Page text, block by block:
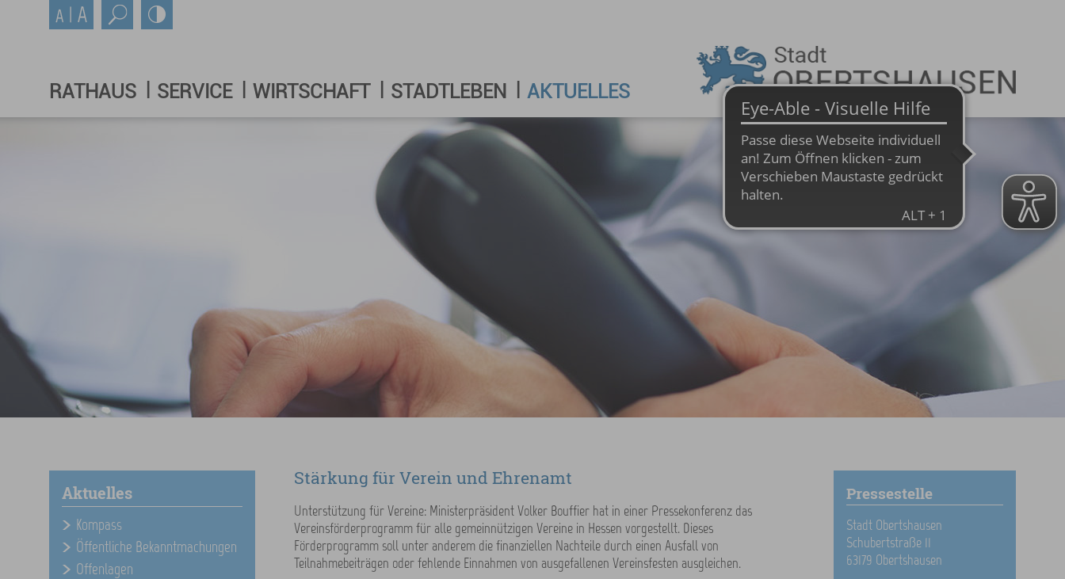
RATHAUS SERVICE WIRTSCHAFT STADTLEBEN AKTUELLES
Aktuelles
Kompass
Öffentliche Bekanntmachungen
Offenlagen
Stärkung für Verein und Ehrenamt
Unterstützung für Vereine: Ministerpräsident Volker Bouffier hat in einer Pressekonferenz das
Vereinsförderprogramm für alle gemeinnützigen Vereine in Hessen vorgestellt. Dieses
Förderprogramm soll unter anderem die finanziellen Nachteile durch einen Ausfall von
Teilnahmebeiträgen oder fehlende Einnahmen von ausgefallenen Vereinsfesten ausgleichen.
Pressestelle
Stadt Obertshausen
Schubertstraße 11
63179 Obertshausen